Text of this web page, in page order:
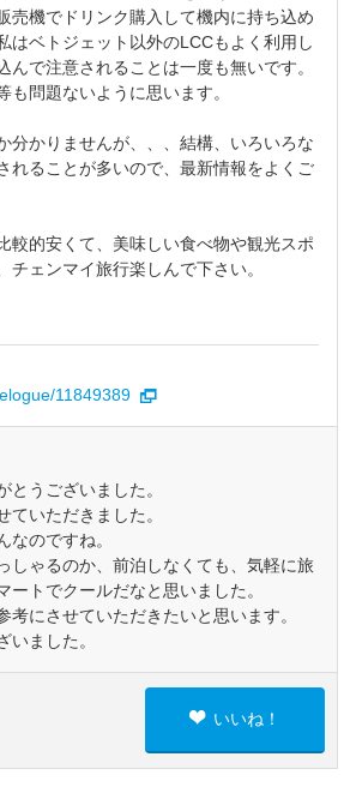
売機でドリンク購入して機内に持ち込め
はベトジェット以外のLCCもよく利用し
んで注意されることは一度も無いです。
も問題ないように思います。
分かりませんが、、、結構、いろいろな
れることが多いので、最新情報をよくご
較的安くて、美味しい食べ物や観光スポ
チェンマイ旅行楽しんで下さい。
11849389
とうございました。
ていただきました。
なのですね。
しゃるのか、前泊しなくても、気軽に旅
ートでクールだなと思いました。
考にさせていただきたいと思います。
いました。
いいね！